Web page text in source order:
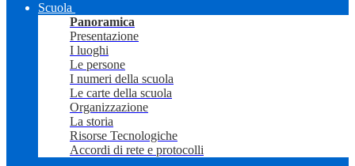
Scuola
Panoramica
Presentazione
I luoghi
Le persone
I numeri della scuola
Le carte della scuola
Organizzazione
La storia
Risorse Tecnologiche
Accordi di rete e protocolli